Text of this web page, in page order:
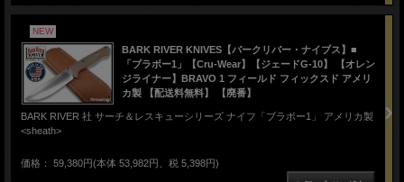
NEW
BARK RIVER KNIVES【バークリバー・ナイブス】■
「ブラボー1」【Cru-Wear】【ジェードG-10】 【オレン
ジライナー】BRAVO 1 フィールド フィックスド アメリ
カ製 【配送料無料】 【廃番】
BARK RIVER 社 サーチ＆レスキューシリーズ ナイフ「ブラボー1」 アメリカ製
<sheath>
価格： 59,380円(本体 53,982円、税 5,398円)